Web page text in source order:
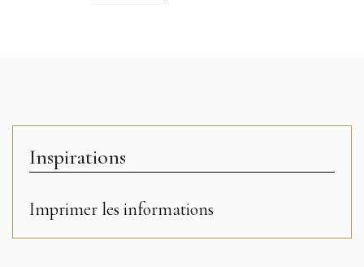
Inspirations
Imprimer les informations